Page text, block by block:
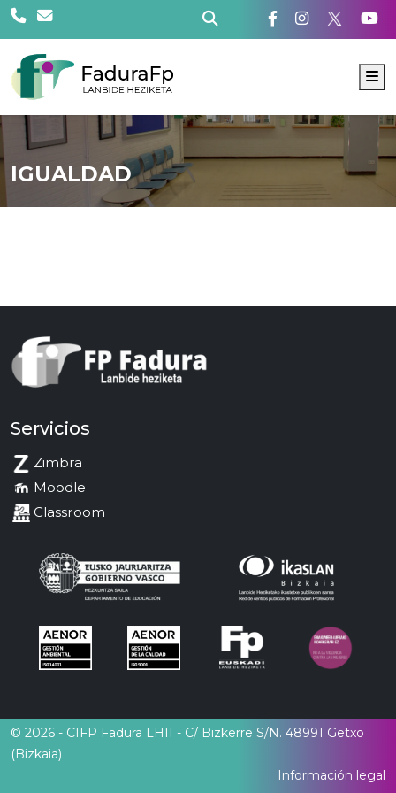
IGUALDAD
Servicios
Zimbra
Moodle
Classroom
© 2026 - CIFP Fadura LHII - C/ Bizkerre S/N. 48991 Getxo
(Bizkaia)
Información legal